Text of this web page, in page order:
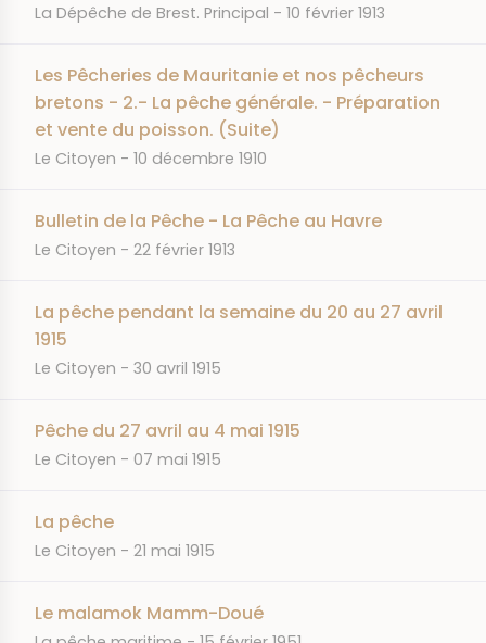
JOURNAL
La Dépêche de Brest. Principal DATE
10 février 1913
Les Pêcheries de Mauritanie et nos pêcheurs
bretons - 2.- La pêche générale. - Préparation
et vente du poisson. (Suite)
JOURNAL
Le Citoyen DATE
10 décembre 1910
Bulletin de la Pêche - La Pêche au Havre
JOURNAL
Le Citoyen DATE
22 février 1913
La pêche pendant la semaine du 20 au 27 avril
1915
JOURNAL
Le Citoyen DATE
30 avril 1915
Pêche du 27 avril au 4 mai 1915
JOURNAL
Le Citoyen DATE
07 mai 1915
La pêche
JOURNAL
Le Citoyen DATE
21 mai 1915
Le malamok Mamm-Doué
JOURNAL DATE